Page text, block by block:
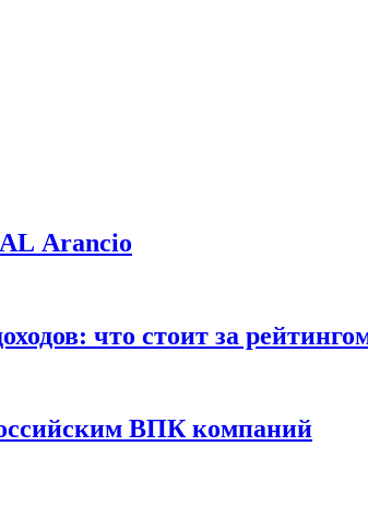
Arancio
что стоит за
ВПК компаний